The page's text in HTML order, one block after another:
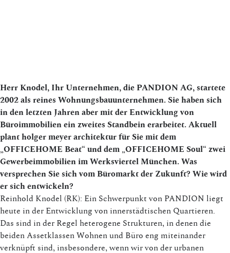
Herr Knodel, Ihr Unternehmen, die PANDION AG, startete
2002 als reines Wohnungsbauunternehmen. Sie haben sich
in den letzten Jahren aber mit der Entwicklung von
Büroimmobilien ein zweites Standbein erarbeitet. Aktuell
plant holger meyer architektur für Sie mit dem
„OFFICEHOME Beat“ und dem „OFFICEHOME Soul“ zwei
Gewerbeimmobilien im Werksviertel München. Was
versprechen Sie sich vom Büromarkt der Zukunft? Wie wird
er sich entwickeln?
Reinhold Knodel (RK): Ein Schwerpunkt von PANDION liegt
heute in der Entwicklung von innerstädtischen Quartieren.
Das sind in der Regel heterogene Strukturen, in denen die
beiden Assetklassen Wohnen und Büro eng miteinander
verknüpft sind, insbesondere, wenn wir von der urbanen